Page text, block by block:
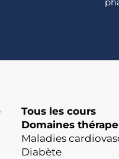
Tous les cours
Domaines
Maladies
Diabète